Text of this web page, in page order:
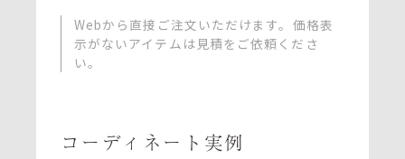
Webから直接ご注文いただけます。 価格表
示がないアイテムは見積をご依頼くださ
い。
コーディネート実例